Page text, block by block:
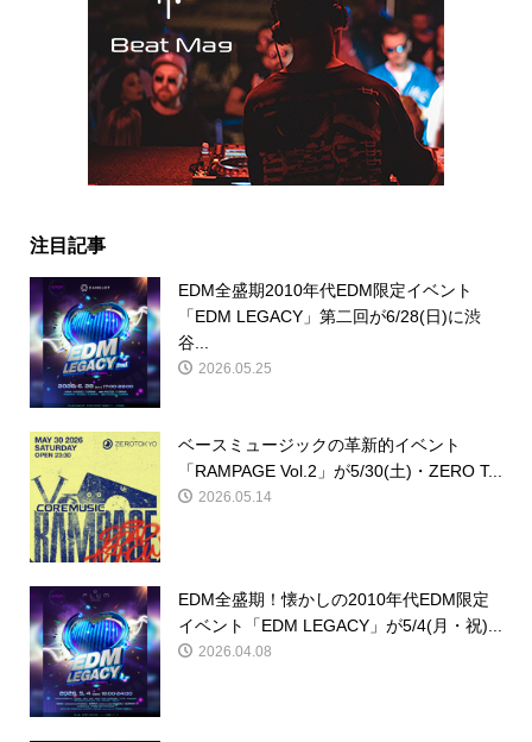
注目記事
EDM全盛期2010年代EDM限定イベント
「EDM LEGACY」第二回が6/28(日)に渋
谷...
2026.05.25
ベースミュージックの革新的イベント
「RAMPAGE Vol.2」が5/30(土)・ZERO T...
2026.05.14
EDM全盛期！懐かしの2010年代EDM限定
イベント「EDM LEGACY」が5/4(月・祝)...
2026.04.08